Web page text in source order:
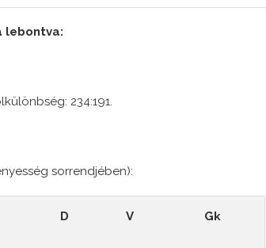
lebontva:
234:191.
sorrendjében):
D V Gk